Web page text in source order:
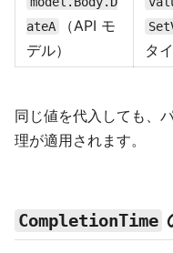
ateA
（API モ
デル）
タ
同じ値を代入しても、
理が適用されます。
CompletionTime